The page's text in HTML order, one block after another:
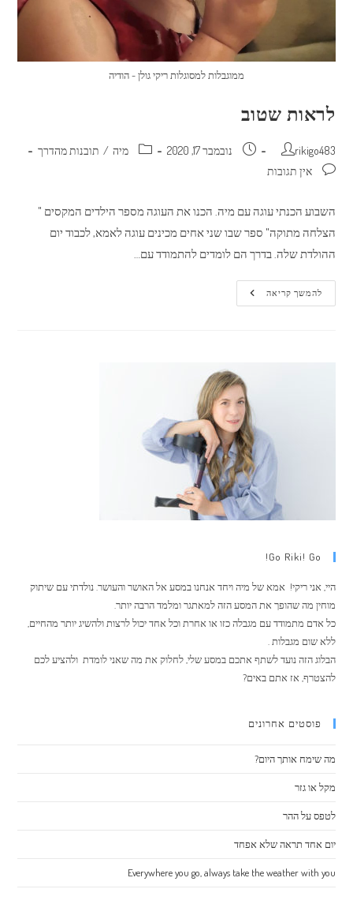
ממוגבלות למסוגלות ריקי גולן - הודיה
לראות שטוב
מחבר:
rikigo483 פורסם:נובמבר 17, 2020 קטגוריה:
מיה / תובנות מהדרך
תגובות:אין תגובות
השבוע הכנתי עוגה עם מיה. הכנו את העוגה מספר הילדים המקסים "
הצלחה מתוקה" ספר שבו שני אחים מכינים עוגה לאמא, לכבוד יום
ההולדת שלה. בדרך הם לומדים להתמודד עם…
להמשך קריאהלראות
שטוב
Go Riki! Go!
היי, אני ריקי! אמא של מיה ויחד אנחנו במסע אל האושר והעושר. נולדתי עם שיתוק
מוחין מה שהופך את המסע הזה למאתגר ומלמד הרבה יותר.
כל אדם מתמודד עם מגבלה כזו או אחרת וכל אחד יכול לרצות ולהשיג יותר מהחיים,
ללא שום מגבלות .
הבלוג הזה נועד לשתף אתכם במסע שלי, לחלוק את מה שאני לומדת ולהציע לכם
להצטרף, אז אתם באים?
פוסטים אחרונים
מה שימח אותך היום?
מקל או גזר
לטפס על ההר
יום אחד תראה שלא אפחד
Everywhere you go, always take the weather with you